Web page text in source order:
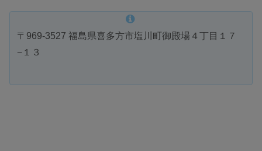
〒969-3527 福島県喜多方市塩川町御殿場４丁目１７
−１３